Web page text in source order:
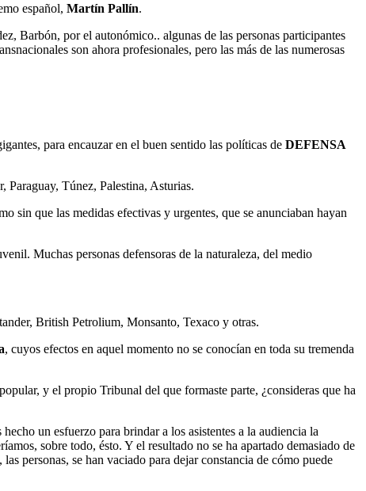
español, Martín Pallín.
Barbón, por el autonómico.. algunas de las personas participantes
son ahora profesionales, pero las más de las numerosas
para encauzar en el buen sentido las políticas de DEFENSA
Paraguay, Túnez, Palestina, Asturias.
sin que las medidas efectivas y urgentes, que se anunciaban hayan
Muchas personas defensoras de la naturaleza, del medio
British Petrolium, Monsanto, Texaco y otras.
, cuyos efectos en aquel momento no se conocían en toda su tremenda
y el propio Tribunal del que formaste parte, ¿consideras que ha
un esfuerzo para brindar a los asistentes a la audiencia la
sobre todo, ésto. Y el resultado no se ha apartado demasiado de
personas, se han vaciado para dejar constancia de cómo puede